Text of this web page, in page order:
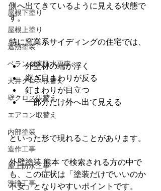
屋根下塗り
屋根上塗り
遮熱塗装
ベランダ床防水工事
天井クロス張替え
壁クロス張替え
エアコン取替え
内部塗装
造作工事
屋上防水工事
洗浄工事
側へ出てきているように見える状態で
す。
特に窯業系サイディングの住宅では、
外壁材の端が浮く
継ぎ目まわりが反る
釘まわりが目立つ
一部分だけ外へ出て見える
といった形で現れることがあります。
外壁塗装 熊本 で検索される方の中で
も、この症状は「塗装だけでいいのか
不安」となりやすいポイントです。